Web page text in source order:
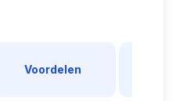
Voordelen